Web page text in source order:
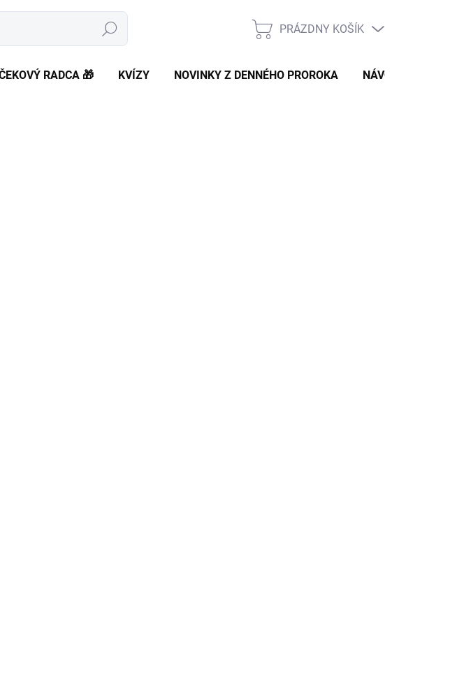
Hľadať
NÁKUPNÝ
PRÁZDNY KOŠÍK
RADCA 🎁 KVÍZY NOVINKY Z DENNÉHO PROROKA NÁVODY A TIPY